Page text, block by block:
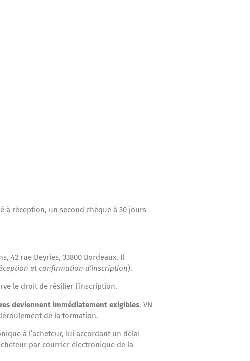
à réception, un second chèque à 30 jours
42 rue Deyries, 33800 Bordeaux. Il
et confirmation d’inscription).
le droit de résilier l’inscription.
deviennent immédiatement exigibles, VN
de la formation.
à l’acheteur, lui accordant un délai
par courrier électronique de la